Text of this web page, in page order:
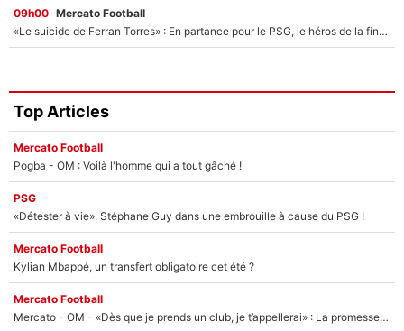
09h00 Mercato Football
«Le suicide de Ferran Torres» : En partance pour le PSG, le héros de la finale de la Coupe du monde s'attire les foudres de la presse espagnole !
Top Articles
Mercato Football
Pogba - OM : Voilà l'homme qui a tout gâché !
PSG
«Détester à vie», Stéphane Guy dans une embrouille à cause du PSG !
Mercato Football
Kylian Mbappé, un transfert obligatoire cet été ?
Mercato Football
Mercato - OM - «Dès que je prends un club, je t’appellerai» : La promesse de Marcelino au moment de claquer la porte